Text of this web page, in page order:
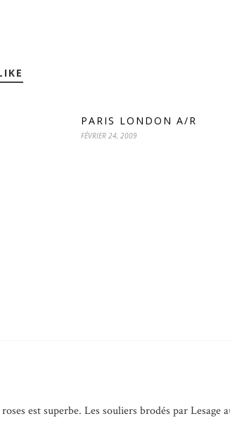
PARIS LONDON A/R
FÉVRIER 24, 2009
est superbe. Les souliers brodés par Lesage